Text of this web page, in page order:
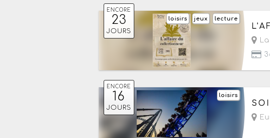
ENCORE
23
JOURS
lecture
jeux
loisirs
Du
ENCORE
16
JOURS
loisirs
Du